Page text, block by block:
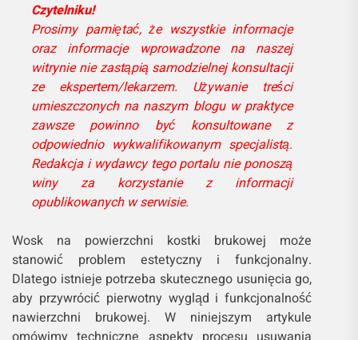
Czytelniku!
Prosimy pamiętać, że wszystkie informacje
oraz informacje wprowadzone na naszej
witrynie nie zastąpią samodzielnej konsultacji
ze ekspertem/lekarzem. Używanie treści
umieszczonych na naszym blogu w praktyce
zawsze powinno być konsultowane z
odpowiednio wykwalifikowanym specjalistą.
Redakcja i wydawcy tego portalu nie ponoszą
winy za korzystanie z informacji
opublikowanych w serwisie.
Wosk na powierzchni kostki brukowej może
stanowić problem estetyczny i funkcjonalny.
Dlatego istnieje potrzeba skutecznego usunięcia go,
aby przywrócić pierwotny wygląd i funkcjonalność
nawierzchni brukowej. W niniejszym artykule